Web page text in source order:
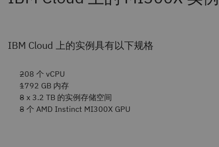
IBM Cloud 上的实例具有以下规格
208 个 vCPU
1792 GB 内存
8 x 3.2 TB 的实例存储空间
8 个 AMD Instinct MI300X GPU